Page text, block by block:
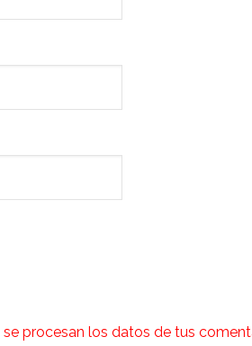
procesan los datos de tus